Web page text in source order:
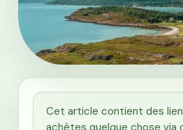
Cet article contient des